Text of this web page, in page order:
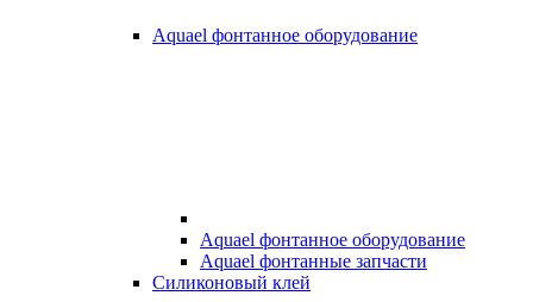
Aquael фонтанное оборудование
Aquael фонтанное оборудование
Aquael фонтанные запчасти
Силиконовый клей